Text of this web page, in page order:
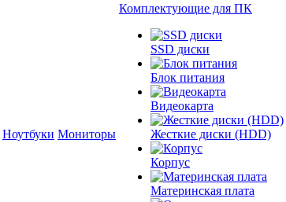
Ноутбуки Мониторы
Комплектующие для ПК
SSD диски
Блок питания
Видеокарта
Жесткие диски (HDD)
Корпус
Материнская плата